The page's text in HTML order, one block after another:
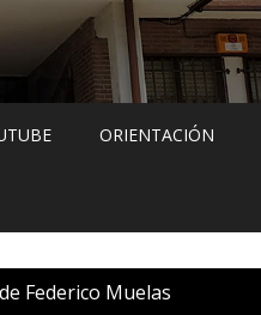
ORIENTACIÓN
Federico Muelas